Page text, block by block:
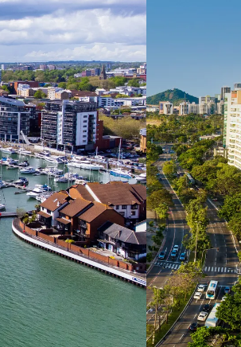
zu servieren und dieses
Präferenzen festlegen. Dies ist